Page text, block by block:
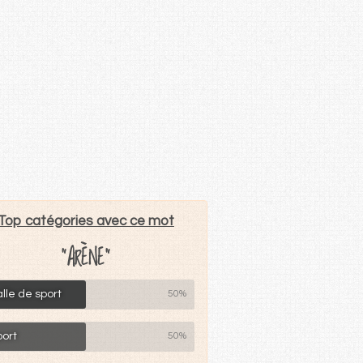
catégories avec ce mot
"ARÈNE"
de sport 50%
50%